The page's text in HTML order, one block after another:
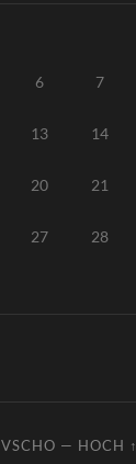
6 7
13 14
20 21
27 28
VSCHO — HOCH ↑